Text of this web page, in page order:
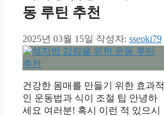
동 루틴 추천
2025년 03월 15일 작성자: sseoki79
건강한 몸매를 만들기 위한 효과적
인 운동법과 식이 조절 팁 안녕하
세요 여러분! 혹시 이런 적 있으시